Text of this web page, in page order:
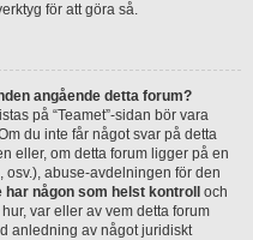
för att göra så.
angående detta forum?
på “Teamet”-sidan bör vara
du inte får något svar på detta
eller, om detta forum ligger på en
osv.), abuse-avdelningen för den
har någon som helst kontroll
och
var eller av vem detta forum
anledning av något juridiskt